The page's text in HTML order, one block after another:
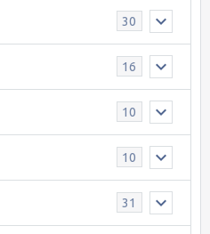
30
16
10
10
31